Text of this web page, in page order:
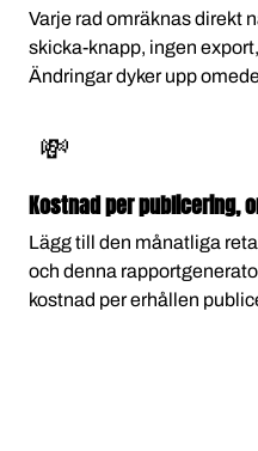
Varje rad omräknas direkt
skicka-knapp, ingen
Ändringar dyker upp
💸
Kostnad per publicering,
Lägg till den månatliga
och denna
kostnad per erhållen